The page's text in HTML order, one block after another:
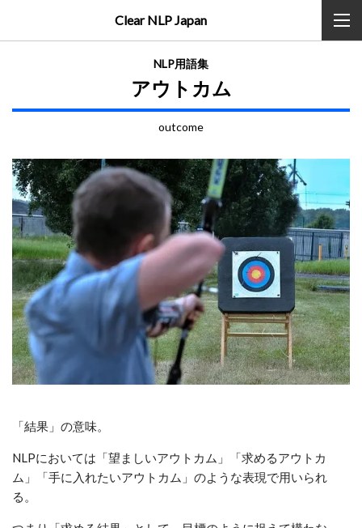
Clear NLP Japan
NLP用語集
アウトカム
outcome
「結果」の意味。
NLPにおいては「望ましいアウトカム」「求めるアウトカ
ム」「手に入れたいアウトカム」のような表現で用いられ
る。